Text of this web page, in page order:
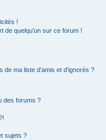
!
de quelqu’un sur ce forum !
ma liste d’amis et d’ignorés ?
des forums ?
sujets ?